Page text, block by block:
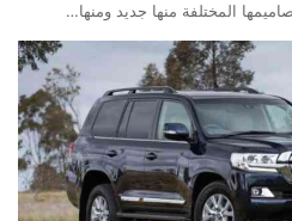
المختلفة منها جديد ومنها…